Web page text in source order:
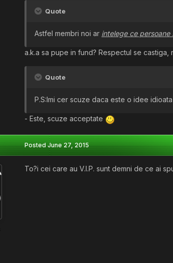
Quote
Astfel membri noi ar intelege ce persoane
a.k.a sa pupe in fund? Respectul se castiga,
Quote
P.S:Imi cer scuze daca este o idee
- Este, scuze acceptate
PostedJune 27, 2015
To?i cei care au V.I.P. sunt demni de ce ai